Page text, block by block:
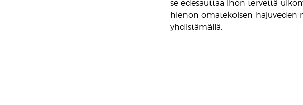
se edesauttaa ihon tervettä
hienon omatekoisen hajuveden
yhdistämällä.